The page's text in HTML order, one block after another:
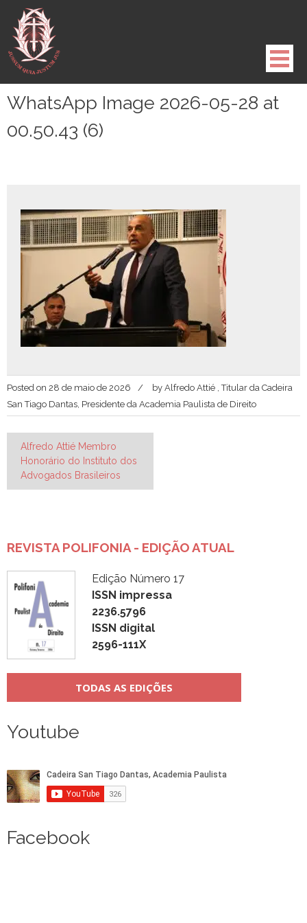
para
conteúdo
WhatsApp Image 2026-05-28 at
00.50.43 (6)
Posted on 28 de maio de 2026 by Alfredo Attié , Titular da Cadeira
San Tiago Dantas, Presidente da Academia Paulista de Direito
Navegação
de
Post
Alfredo Attié Membro
Honorário do Instituto dos
Advogados Brasileiros
REVISTA POLIFONIA - EDIÇÃO ATUAL
Edição Número 17
ISSN impressa
2236.5796
ISSN digital
2596-111X
TODAS AS EDIÇÕES
Youtube
Facebook